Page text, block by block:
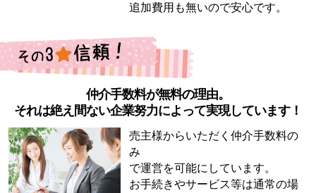
追加費用も無いので安心です。
仲介手数料が無料の理由。
それは絶え間ない企業努力によって実現しています！
売主様からいただく仲介手数料の
み
で運営を可能にしています。
お手続きやサービス等は通常の場